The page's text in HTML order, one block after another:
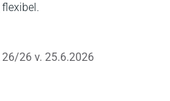
26/26 v. 25.6.2026